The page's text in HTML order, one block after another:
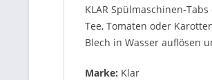
KLAR Spülmaschinen-
Tee, Tomaten oder
Blech in Wasser auflösen
Marke: Klar